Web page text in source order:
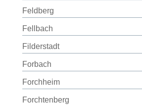
Feldberg
Fellbach
Filderstadt
Forbach
Forchheim
Forchtenberg